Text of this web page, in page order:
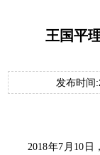
王国平
发布时间
2018年7月10